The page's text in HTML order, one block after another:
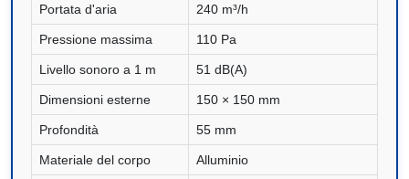
Portata d'aria 240 m³/h
Pressione massima 110 Pa
Livello sonoro a 1 m 51 dB(A)
Dimensioni esterne 150 × 150 mm
Profondità 55 mm
Materiale del corpo Alluminio